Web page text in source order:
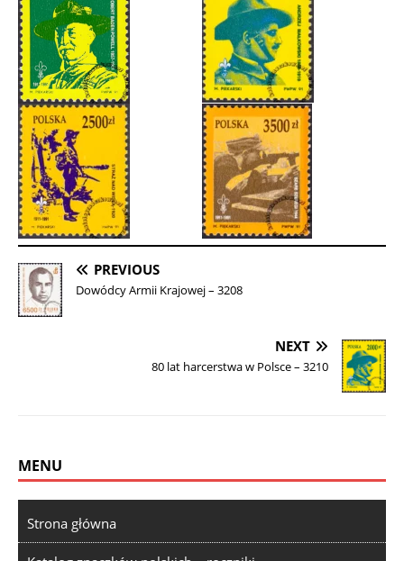
PREVIOUS
Dowódcy Armii Krajowej – 3208
NEXT
80 lat harcerstwa w Polsce – 3210
MENU
Strona główna